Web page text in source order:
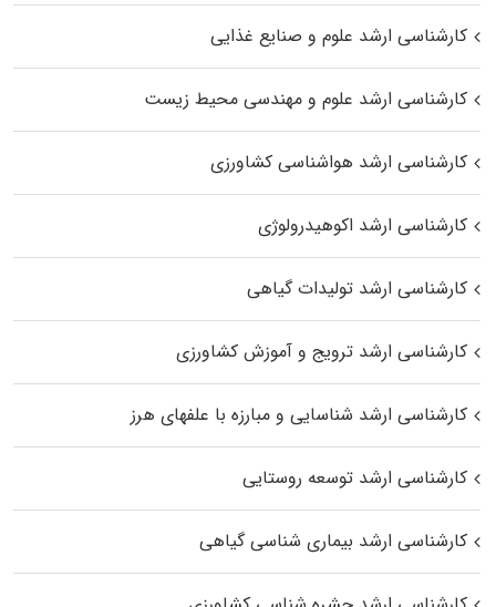
کارشناسی ارشد علوم و صنایع غذایی
کارشناسی ارشد علوم و مهندسی محیط زیست
کارشناسی ارشد هواشناسی کشاورزی
کارشناسی ارشد اکوهیدرولوژی
کارشناسی ارشد تولیدات گیاهی
کارشناسی ارشد ترویج و آموزش کشاورزی
کارشناسی ارشد شناسایی و مبارزه با علفهای هرز
کارشناسی ارشد توسعه روستایی
کارشناسی ارشد بیماری‌ شناسی گیاهی